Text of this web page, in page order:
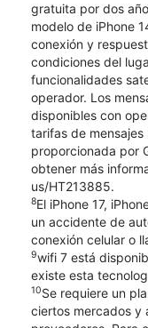
gratuita por dos
modelo de iPhone
conexión y
condiciones del
funcionalidades
operador. Los
disponibles con
tarifas de mensajes
proporcionada por
obtener más
us/HT213885.
8El iPhone 17,
un accidente de
conexión celular o
9wifi 7 está
existe esta
10Se requiere un
ciertos mercados y